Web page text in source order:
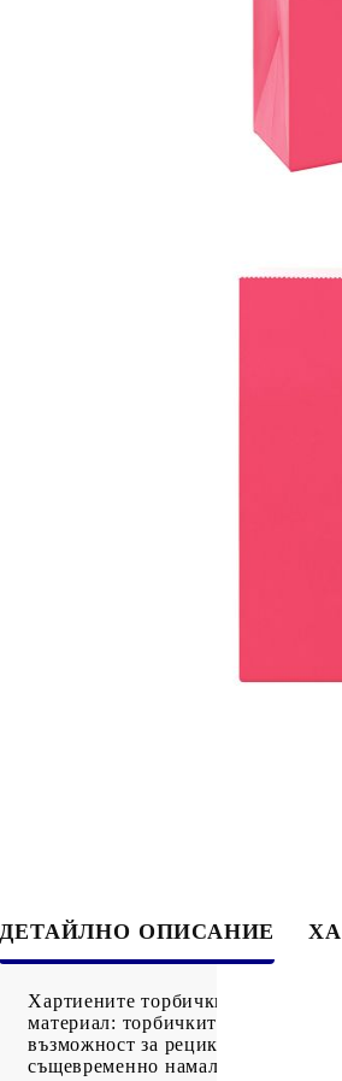
ДЕТАЙЛНО ОПИСАНИЕ
Хартиените торбички предлагат
материал: торбичките предлагат
възможност за рециклиране.
същевременно намаляват